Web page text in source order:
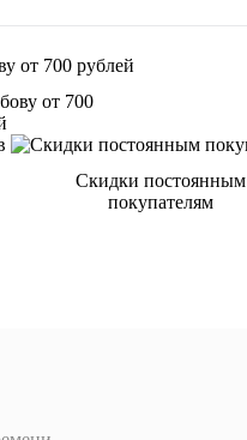
от 700
Скидки постоянным
покупателям